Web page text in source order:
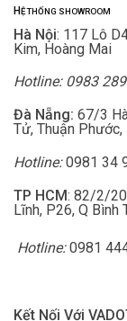
HỆ THỐNG SHOWROOM
Hà Nội: 117 Lô
Kim, Hoàng Mai
Hotline: 0983
Đà Nẵng: 67/3
Tử, Thuận Phước,
Hotline:0981 34
TP HCM: 82/2/
Lĩnh, P26, Q Bình
Hotline:0981
Kết Nối Với